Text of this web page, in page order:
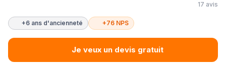
17 avis
+6 ans d'ancienneté +76 NPS
Je veux un devis gratuit